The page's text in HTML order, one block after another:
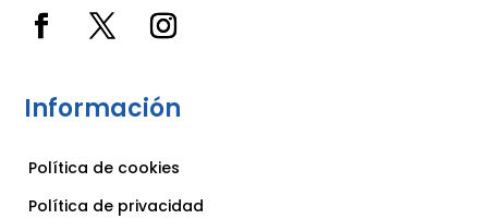
Información
Política de cookies
Política de privacidad